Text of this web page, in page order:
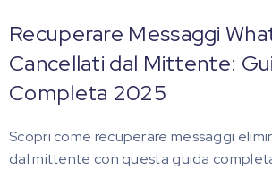
Recuperare Messaggi
Cancellati dal Mittente:
Completa 2025
Scopri come recuperare messaggi
dal mittente con questa guida